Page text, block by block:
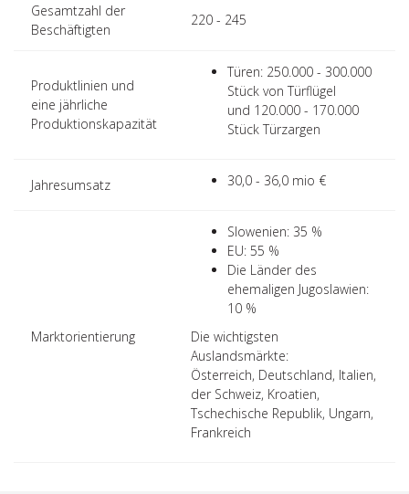
Gesamtzahl der
Beschäftigten
220 - 245
Produktlinien und
eine jährliche
Produktionskapazität
Türen: 250.000 - 300.000
Stück von Türflügel
und 120.000 - 170.000
Stück Türzargen
Jahresumsatz 30,0 - 36,0 mio €
Marktorientierung
Slowenien: 35 %
EU: 55 %
Die Länder des
ehemaligen Jugoslawien:
10 %
Die wichtigsten
Auslandsmärkte:
Österreich, Deutschland, Italien,
der Schweiz, Kroatien,
Tschechische Republik, Ungarn,
Frankreich